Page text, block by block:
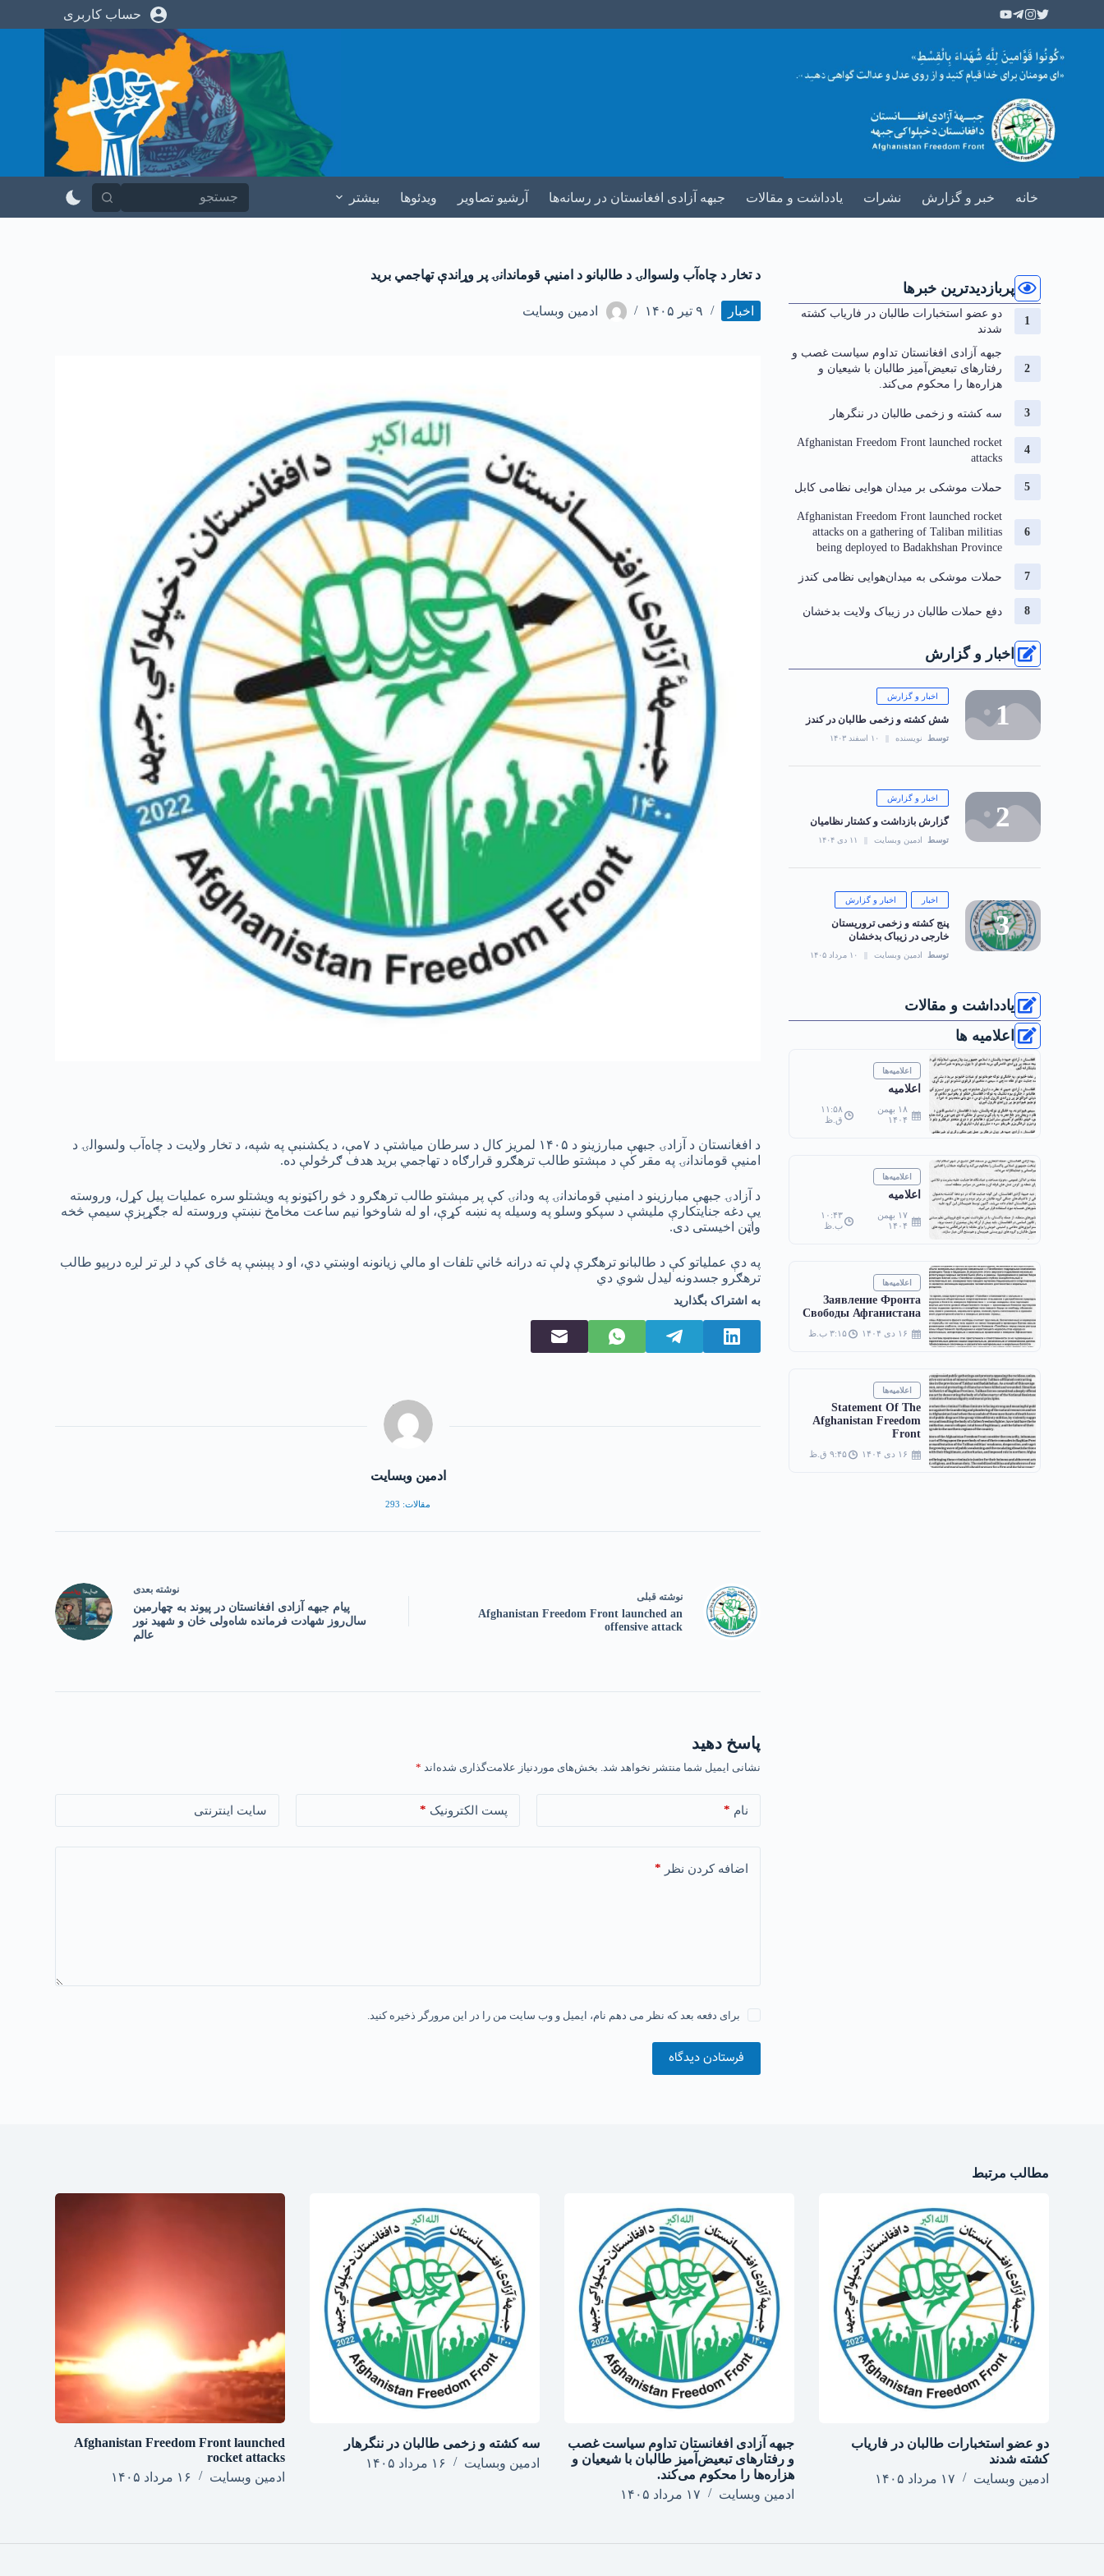
ر
حساب کاربری
خانه خبر و گزارش نشرات یادداشت و مقالات جبهه آزادی افغانستان در رسانه‌ها آرشیو تصاویر ویدئوها بیشتر
د تخار د چاه‌آب ولسوالۍ د طالبانو د امنیې قوماندانۍ پر وړاندې تهاجمي برید
اخبار ۹ تیر ۱۴۰۵ ادمین وبسایت
د افغانستان د آزادۍ جبهې مبارزینو د ۱۴۰۵ لمریز کال د سرطان میاشتې د ۷مې، د یکشنبې په شپه، د تخار ولایت د چاه‌آب ولسوالۍ د
امنیې قوماندانۍ په مقر کې د مېشتو طالب ترهګرو قرارګاه د تهاجمي برید هدف ګرځولې ده.
د آزادۍ جبهې مبارزینو د امنیې قوماندانۍ په ودانۍ کې پر مېشتو طالب ترهګرو د څو راکټونو په ویشتلو سره عملیات پیل کړل، وروسته
یې دغه جنایتکارې ملیشې د سپکو وسلو په وسیله په نښه کړې، او له شاوخوا نیم ساعت مخامخ نښتې وروسته له جګړېزې سیمې څخه
واټن اخیستی دی.
په دې عملیاتو کې د طالبانو ترهګرې ډلې ته درانه ځاني تلفات او مالي زیانونه اوښتي دي، او د پېښې په ځای کې د لږ تر لږه درېیو طالب
ترهګرو جسدونه لیدل شوي دي
به اشتراک بگذارید
ادمین وبسایت
مقالات: 293
نوشته قبلی
Afghanistan Freedom Front launched an
offensive attack
نوشته بعدی
پیام جبهه آزادی افغانستان در پیوند به چهارمین
سال‌روز شهادت فرمانده شاه‌ولی خان و شهید نور
عالم
پاسخ دهید
نشانی ایمیل شما منتشر نخواهد شد. بخش‌های موردنیاز علامت‌گذاری شده‌اند *
نام * پست الکترونیک * سایت اینترنتی
اضافه کردن نظر *
برای دفعه بعد که نظر می دهم نام، ایمیل و وب سایت من را در این مرورگر ذخیره کنید.
فرستادن دیدگاه
پربازدیدترین خبرها
دو عضو استخبارات طالبان در فاریاب کشته
شدند
جبهه آزادی افغانستان تداوم سیاست غصب و
رفتارهای تبعیض‌آمیز طالبان با شیعیان و
هزاره‌ها را محکوم می‌کند.
سه کشته و زخمی طالبان در ننگرهار
Afghanistan Freedom Front launched rocket
attacks
حملات موشکی بر میدان هوایی نظامی کابل
Afghanistan Freedom Front launched rocket
attacks on a gathering of Taliban militias
being deployed to Badakhshan Province
حملات موشکی به میدان‌هوایی نظامی کندز
دفع حملات طالبان در زیباک ولایت بدخشان
اخبار و گزارش
اخبار و گزارش
شش کشته و زخمی طالبان در کندز
توسط نویسنده ۱۰ اسفند ۱۴۰۳
اخبار و گزارش
گزارش بازداشت و کشتار نظامیان
توسط ادمین وبسایت ۱۱ دی ۱۴۰۴
اخبار اخبار و گزارش
‏پنج کشته و زخمی تروریستان
خارجی در زیباک بدخشان
توسط ادمین وبسایت ۱۰ مرداد ۱۴۰۵
یادداشت و مقالات
اعلامیه ها
اعلامیه‌ها
اعلامیه
۱۸ بهمن
۱۴۰۴
۱۱:۵۸
ق.ظ
اعلامیه‌ها
اعلامیه
۱۷ بهمن
۱۴۰۴
۱۰:۴۳
ب.ظ
اعلامیه‌ها
Заявление Фронта
Свободы Афганистана
۱۶ دی ۱۴۰۴ ۳:۱۵ ب.ظ
اعلامیه‌ها
Statement Of The
Afghanistan Freedom
Front
۱۶ دی ۱۴۰۴ ۹:۴۵ ق.ظ
مطالب مرتبط
دو عضو استخبارات طالبان در فاریاب
کشته شدند
ادمین وبسایت
۱۷ مرداد ۱۴۰۵
جبهه آزادی افغانستان تداوم سیاست غصب
و رفتارهای تبعیض‌آمیز طالبان با شیعیان و
هزاره‌ها را محکوم می‌کند.
ادمین وبسایت
۱۷ مرداد ۱۴۰۵
سه کشته و زخمی طالبان در ننگرهار
ادمین وبسایت
۱۶ مرداد ۱۴۰۵
Afghanistan Freedom Front launched
rocket attacks
ادمین وبسایت
۱۶ مرداد ۱۴۰۵